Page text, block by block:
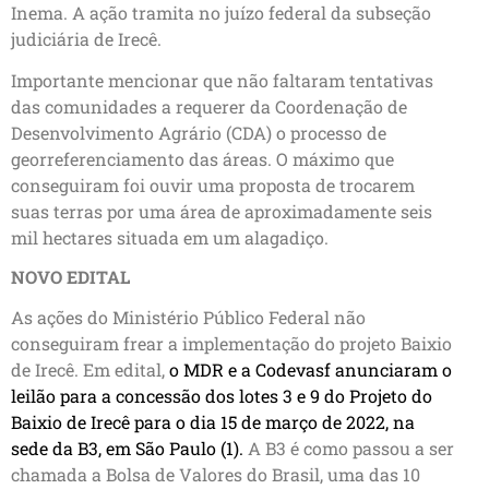
Inema. A ação tramita no juízo federal da subseção
judiciária de Irecê.
Importante mencionar que não faltaram tentativas
das comunidades a requerer da Coordenação de
Desenvolvimento Agrário (CDA) o processo de
georreferenciamento das áreas. O máximo que
conseguiram foi ouvir uma proposta de trocarem
suas terras por uma área de aproximadamente seis
mil hectares situada em um alagadiço.
NOVO EDITAL
As ações do Ministério Público Federal não
conseguiram frear a implementação do projeto Baixio
de Irecê. Em edital,o MDR e a Codevasf anunciaram o
leilão para a concessão dos lotes 3 e 9 do Projeto do
Baixio de Irecê para o dia 15 de março de 2022, na
sede da B3, em São Paulo (1). A B3 é como passou a ser
chamada a Bolsa de Valores do Brasil, uma das 10